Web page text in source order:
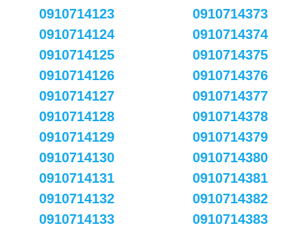
0910714123
0910714124
0910714125
0910714126
0910714127
0910714128
0910714129
0910714130
0910714131
0910714132
0910714133
0910714373
0910714374
0910714375
0910714376
0910714377
0910714378
0910714379
0910714380
0910714381
0910714382
0910714383